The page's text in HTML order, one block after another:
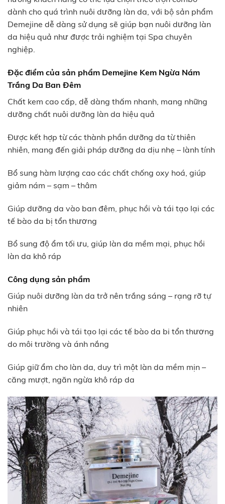
dành cho quá trình nuôi dưỡng làn da, với bộ sản phẩm
Demejine dễ dàng sử dụng sẽ giúp bạn nuôi dưỡng làn
da hiệu quả như được trải nghiệm tại Spa chuyên
nghiệp.
Đặc điểm của sản phẩm Demejine Kem Ngừa Nám
Trắng Da Ban Đêm
Chất kem cao cấp, dễ dàng thấm nhanh, mang những
dưỡng chất nuôi dưỡng làn da hiệu quả
Được kết hợp từ các thành phần dưỡng da từ thiên
nhiên, mang đến giải pháp dưỡng da dịu nhẹ – lành tính
Bổ sung hàm lượng cao các chất chống oxy hoá, giúp
giảm nám – sạm – thâm
Giúp dưỡng da vào ban đêm, phục hồi và tái tạo lại các
tế bào da bị tổn thương
Bổ sung độ ẩm tối ưu, giúp làn da mềm mại, phục hồi
làn da khô ráp
Công dụng sản phẩm
Giúp nuôi dưỡng làn da trở nên trắng sáng – rạng rỡ tự
nhiên
Giúp phục hồi và tái tạo lại các tế bào da bi tổn thương
do môi trường và ánh nắng
Giúp giữ ẩm cho làn da, duy trì một làn da mềm mịn –
căng mượt, ngăn ngừa khô ráp da